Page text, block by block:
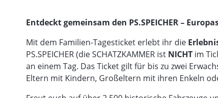
Entdeckt gemeinsam den PS.SPEICHER –
Mit dem Familien-Tagesticket erlebt ihr die
PS.SPEICHER (die SCHATZKAMMER ist NICHT im
an einem Tag. Das Ticket gilt für bis zu zwei
Eltern mit Kindern, Großeltern mit ihren Enkeln